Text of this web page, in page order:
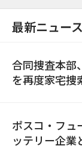
最新ニュース
合同捜査本部
を再度家宅
ポスコ・フュ
ッテリー企業